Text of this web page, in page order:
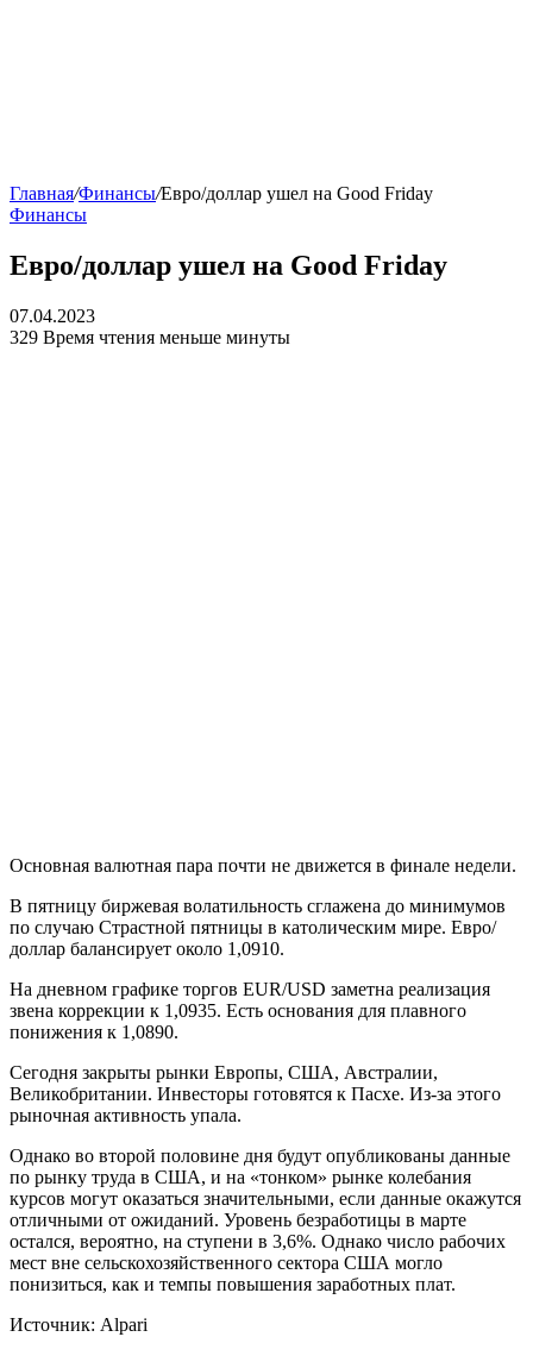
Главная/Финансы/Евро/доллар ушел на Good Friday
Финансы
Евро/доллар ушел на Good Friday
07.04.2023
329 Время чтения меньше минуты
Основная валютная пара почти не движется в финале недели.
В пятницу биржевая волатильность сглажена до минимумов
по случаю Страстной пятницы в католическим мире. Евро/
доллар балансирует около 1,0910.
На дневном графике торгов EUR/USD заметна реализация
звена коррекции к 1,0935. Есть основания для плавного
понижения к 1,0890.
Сегодня закрыты рынки Европы, США, Австралии,
Великобритании. Инвесторы готовятся к Пасхе. Из-за этого
рыночная активность упала.
Однако во второй половине дня будут опубликованы данные
по рынку труда в США, и на «тонком» рынке колебания
курсов могут оказаться значительными, если данные окажутся
отличными от ожиданий. Уровень безработицы в марте
остался, вероятно, на ступени в 3,6%. Однако число рабочих
мест вне сельскохозяйственного сектора США могло
понизиться, как и темпы повышения заработных плат.
Источник: Alpari